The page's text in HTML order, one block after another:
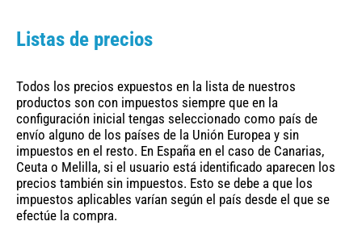
Listas de precios
Todos los precios expuestos en la lista de nuestros
productos son con impuestos siempre que en la
configuración inicial tengas seleccionado como país de
envío alguno de los países de la Unión Europea y sin
impuestos en el resto. En España en el caso de Canarias,
Ceuta o Melilla, si el usuario está identificado aparecen los
precios también sin impuestos. Esto se debe a que los
impuestos aplicables varían según el país desde el que se
efectúe la compra.